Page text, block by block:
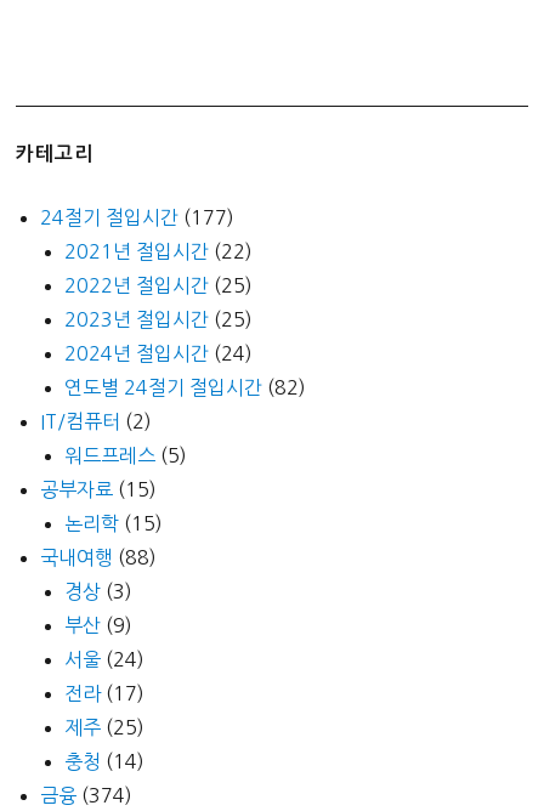
카테고리
24절기 절입시간 (177)
2021년 절입시간 (22)
2022년 절입시간 (25)
2023년 절입시간 (25)
2024년 절입시간 (24)
연도별 24절기 절입시간 (82)
IT/컴퓨터 (2)
워드프레스 (5)
공부자료 (15)
논리학 (15)
국내여행 (88)
경상 (3)
부산 (9)
서울 (24)
전라(17)
제주 (25)
충청 (14)
금융 (374)